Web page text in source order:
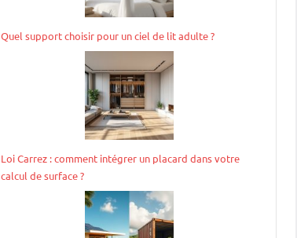
Quel support choisir pour un ciel de lit adulte ?
Loi Carrez : comment intégrer un placard dans votre
calcul de surface ?